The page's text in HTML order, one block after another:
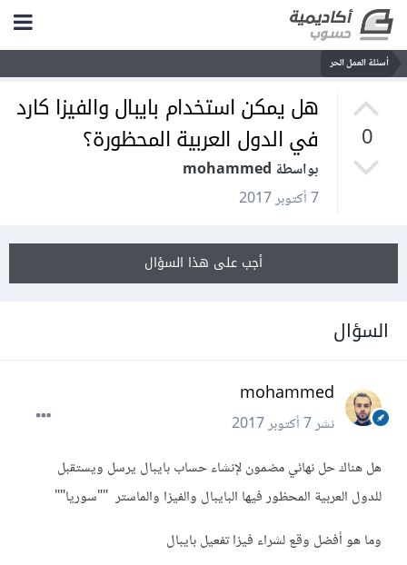
أسئلة العمل الحر
0
هل يمكن استخدام بايبال والفيزا كارد
في الدول العربية المحظورة؟
بواسطة mohammed
7 أكتوبر 2017
أجب على هذا السؤال
السؤال
mohammed
نشر7 أكتوبر 2017
هل هناك حل نهائي مضمون لإنشاء حساب بايبال يرسل ويستقبل
للدول العربية المحظور فيها البايبال والفيزا والماستر ""سوريا""
وما هو أفضل وقع لشراء فيزا تفعيل بايبال